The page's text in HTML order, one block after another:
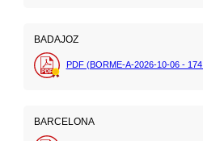
BADAJOZ
PDF (BORME-A-2026-10-06 - 174
BARCELONA